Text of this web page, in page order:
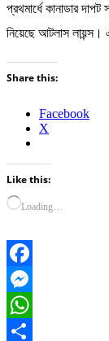
প্রথমার্ধে কানাডার
নিয়েছে আটলাস লায়ন্স।
Share this:
Facebook
X
Like this:
Loading…
Facebook
Messenger
WhatsApp